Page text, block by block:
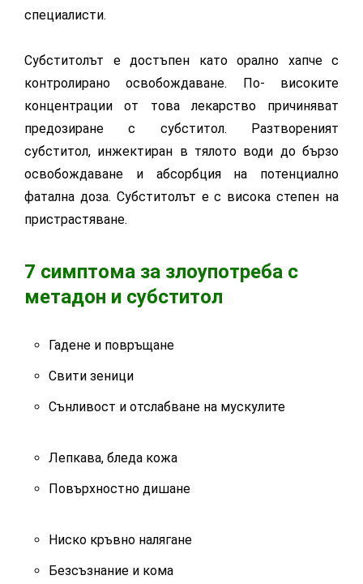
специалисти.
Субститолът е достъпен като орално хапче с
контролирано освобождаване. По- високите
концентрации от това лекарство причиняват
предозиране с субститол. Разтвореният
субститол, инжектиран в тялото води до бързо
освобождаване и абсорбция на потенциално
фатална доза. Субститолът е с висока степен на
пристрастяване.
7 симптома за злоупотреба с
метадон и субститол
Гадене и повръщане
Свити зеници
Сънливост и отслабване на мускулите
Лепкава, бледа кожа
Повърхностно дишане
Ниско кръвно налягане
Безсъзнание и кома